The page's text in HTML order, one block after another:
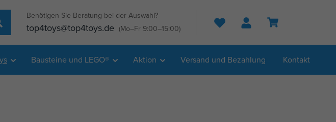
Benötigen Sie Beratung bei der Auswahl?
top4toys@top4toys.de (Mo–Fr 9:00–15:00) Suche
Bausteine und LEGO® Aktion Versand und Bezahlung Kontakt